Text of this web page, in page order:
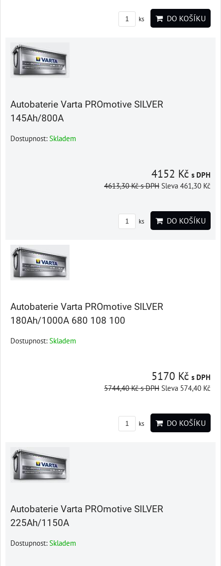
ks DO KOŠÍKU
Autobaterie Varta PROmotive SILVER
145Ah/800A
Dostupnost: Skladem
4152 Kč s DPH
4613,30 Kčs DPH Sleva 461,30 Kč
ks DO KOŠÍKU
Autobaterie Varta PROmotive SILVER
180Ah/1000A 680 108 100
Dostupnost: Skladem
5170 Kč s DPH
5744,40 Kčs DPH Sleva 574,40 Kč
ks DO KOŠÍKU
Autobaterie Varta PROmotive SILVER
225Ah/1150A
Dostupnost: Skladem